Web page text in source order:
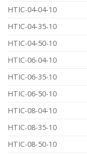
HTIC-04-04-10
HTIC-04-35-10
HTIC-04-50-10
HTIC-06-04-10
HTIC-06-35-10
HTIC-06-50-10
HTIC-08-04-10
HTIC-08-35-10
HTIC-08-50-10